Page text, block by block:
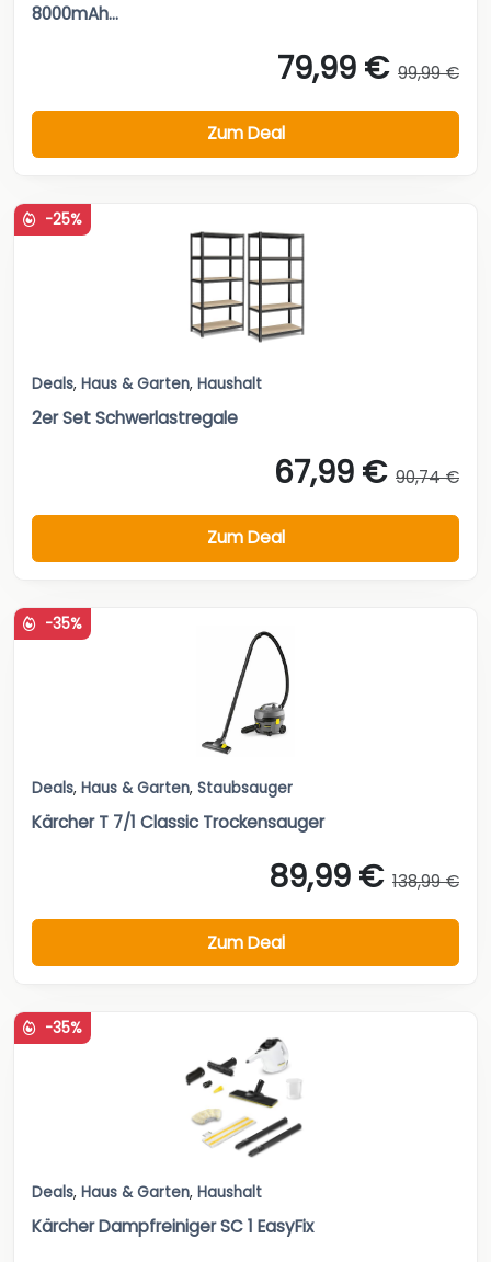
8000mAh...
79,99 € 99,99 €
Zum Deal
-25%
Deals, Haus & Garten, Haushalt
2er Set Schwerlastregale
67,99 € 90,74 €
Zum Deal
-35%
Deals, Haus & Garten, Staubsauger
Kärcher T 7/1 Classic Trockensauger
89,99 € 138,99 €
Zum Deal
-35%
Deals, Haus & Garten, Haushalt
Kärcher Dampfreiniger SC 1 EasyFix